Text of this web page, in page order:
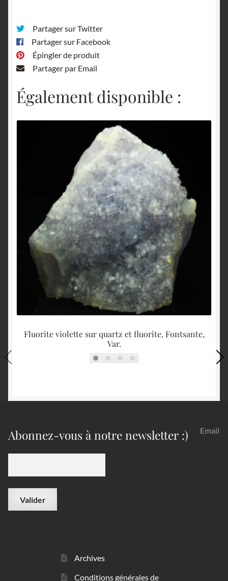
Partager sur Twitter
Partager sur Facebook
Épingler de produit
Partager par Email
Également disponible :
Fluorite violette sur quartz et fluorite, Fontsante,
Var.
Abonnez-vous à notre newsletter :) Email
Archives
Conditions générales de